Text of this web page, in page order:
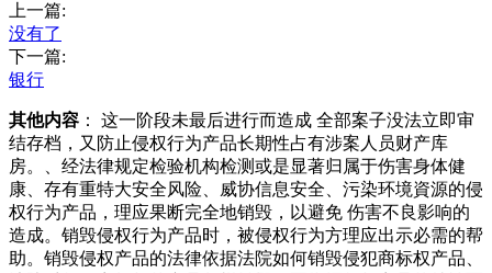
上一篇:
没有了
下一篇:
银行
其他内容 ： 这一阶段未最后进行而造成 全部案子没法立即审
结存档，又防止侵权行为产品长期性占有涉案人员财产库
房。、经法律规定检验机构检测或是显著归属于伤害身体健
康、存有重特大安全风险、威协信息安全、污染环境資源的侵
权行为产品，理应果断完全地销毁，以避免 伤害不良影响的
造成。销毁侵权行为产品时，被侵权行为方理应出示必需的帮
助。销毁侵权产品的法律依据法院如何销毁侵犯商标权产品、